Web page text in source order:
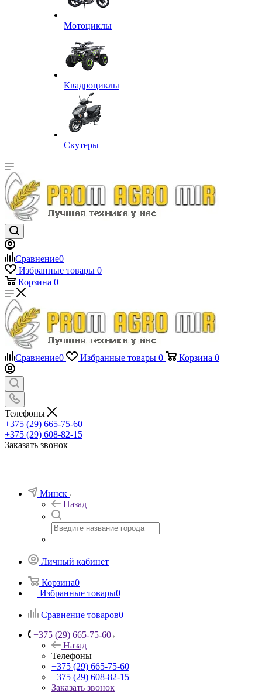
Мотоциклы
Квадроциклы
Скутеры
Сравнение0
Избранные товары 0
Корзина 0
Сравнение0 Избранные товары 0 Корзина 0
Телефоны
+375 (29) 665-75-60
+375 (29) 608-82-15
Заказать звонок
Минск
Назад
Личный кабинет
Корзина0
Избранные товары0
Сравнение товаров0
+375 (29) 665-75-60
Назад
Телефоны
+375 (29) 665-75-60
+375 (29) 608-82-15
Заказать звонок